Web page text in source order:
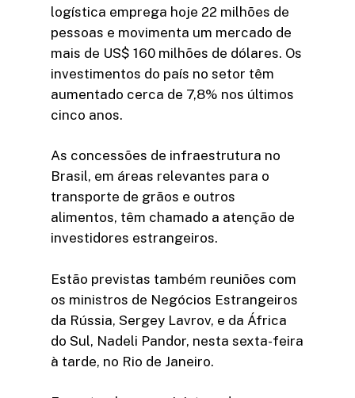
logística emprega hoje 22 milhões de
pessoas e movimenta um mercado de
mais de US$ 160 milhões de dólares. Os
investimentos do país no setor têm
aumentado cerca de 7,8% nos últimos
cinco anos.
As concessões de infraestrutura no
Brasil, em áreas relevantes para o
transporte de grãos e outros
alimentos, têm chamado a atenção de
investidores estrangeiros.
Estão previstas também reuniões com
os ministros de Negócios Estrangeiros
da Rússia, Sergey Lavrov, e da África
do Sul, Nadeli Pandor, nesta sexta-feira
à tarde, no Rio de Janeiro.